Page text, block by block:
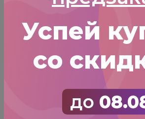
Успей
со
до
листья с оставшимися
Почву в таком случае нужно
подкислить алюминиевым
торфом. Можно смягчить и воду
золой. Возможно, придется
интенсивность минеральной
Ожоги листьев– выглядят как
беловатые пятна. Пораженные
истончаются, могут засохнуть.